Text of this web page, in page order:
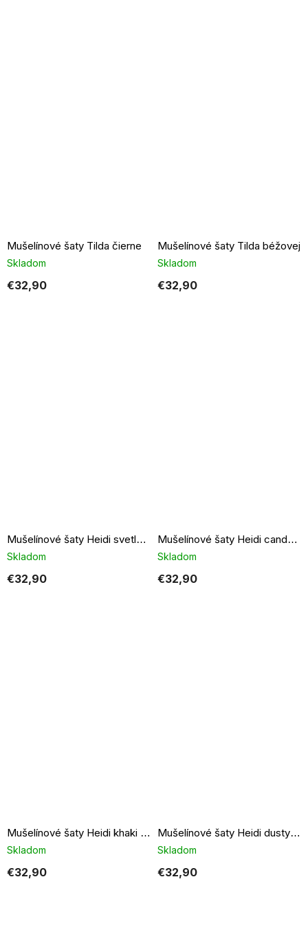
Mušelínové šaty Tilda čierne
Skladom
€32,90
Mušelínové šaty Tilda béžovej
Skladom
€32,90
Mušelínové šaty Heidi svetlo modré
Skladom
€32,90
Mušelínové šaty Heidi candy pink
Skladom
€32,90
Mušelínové šaty Heidi khaki light
Skladom
€32,90
Mušelínové šaty Heidi dusty pink
Skladom
€32,90